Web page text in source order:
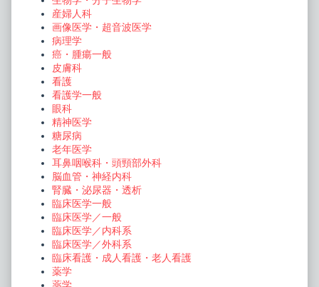
産婦人科
画像医学・超音波医学
病理学
癌・腫瘍一般
皮膚科
看護
看護学一般
眼科
精神医学
糖尿病
老年医学
耳鼻咽喉科・頭頸部外科
脳血管・神経内科
腎臓・泌尿器・透析
臨床医学一般
臨床医学／一般
臨床医学／内科系
臨床医学／外科系
臨床看護・成人看護・老人看護
薬学